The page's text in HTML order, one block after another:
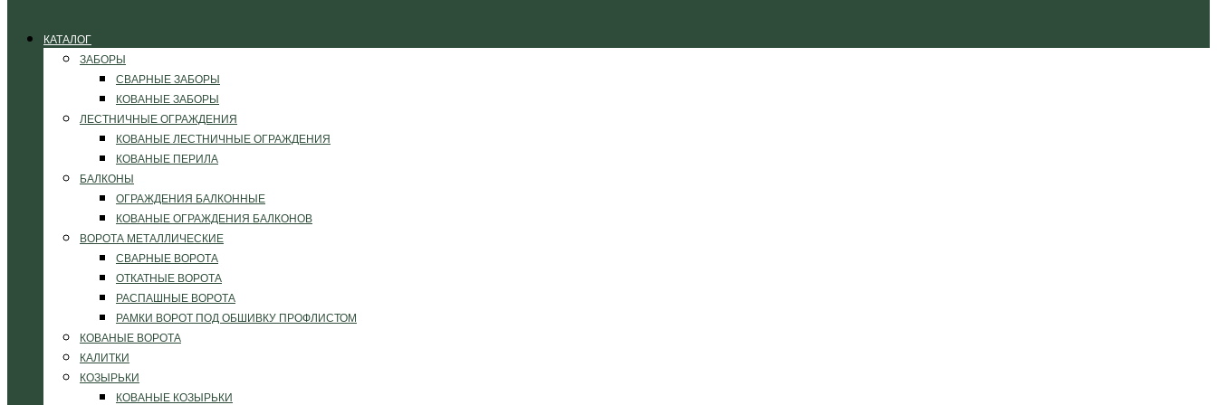
КАТАЛОГ
ЗАБОРЫ
СВАРНЫЕ ЗАБОРЫ
КОВАНЫЕ ЗАБОРЫ
ЛЕСТНИЧНЫЕ ОГРАЖДЕНИЯ
КОВАНЫЕ ЛЕСТНИЧНЫЕ ОГРАЖДЕНИЯ
КОВАНЫЕ ПЕРИЛА
БАЛКОНЫ
ОГРАЖДЕНИЯ БАЛКОННЫЕ
КОВАНЫЕ ОГРАЖДЕНИЯ БАЛКОНОВ
ВОРОТА МЕТАЛЛИЧЕСКИЕ
СВАРНЫЕ ВОРОТА
ОТКАТНЫЕ ВОРОТА
РАСПАШНЫЕ ВОРОТА
РАМКИ ВОРОТ ПОД ОБШИВКУ ПРОФЛИСТОМ
КОВАНЫЕ ВОРОТА
КАЛИТКИ
КОЗЫРЬКИ
КОВАНЫЕ КОЗЫРЬКИ